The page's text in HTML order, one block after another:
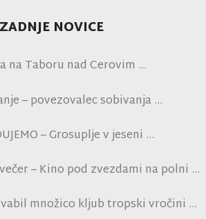
ZADNJE NOVICE
na Taboru nad Cerovim
– povezovalec sobivanja
– Grosuplje v jeseni
– Kino pod zvezdami na polni
množico kljub tropski vročini